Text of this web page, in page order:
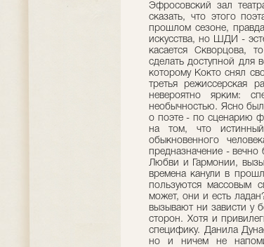
Эфросовский зал
сказать, что этого
прошлом сезоне,
искусства, но ШДИ -
касается Скворцова,
сделать доступной для
которому Кокто снял
третья режиссерская
невероятно ярким:
необычностью. Ясно
о поэте - по сценарию
на том, что
обыкновенного
предназначение -
Любви и Гармонии,
времена канули в
пользуются массовым
может, они и есть
вызывают ни зависти у
сторон. Хотя и
специфику. Данила
но и ничем не